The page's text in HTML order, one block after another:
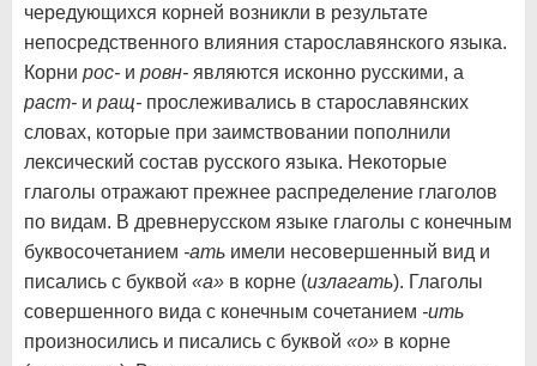
чередующихся корней возникли в результате
непосредственного влияния старославянского языка.
Корни рос- и ровн- являются исконно русскими, а
раст- и ращ- прослеживались в старославянских
словах, которые при заимствовании пополнили
лексический состав русского языка. Некоторые
глаголы отражают прежнее распределение глаголов
по видам. В древнерусском языке глаголы с конечным
буквосочетанием -ать имели несовершенный вид и
писались с буквой «а» в корне (излагать). Глаголы
совершенного вида с конечным сочетанием -ить
произносились и писались с буквой «о» в корне